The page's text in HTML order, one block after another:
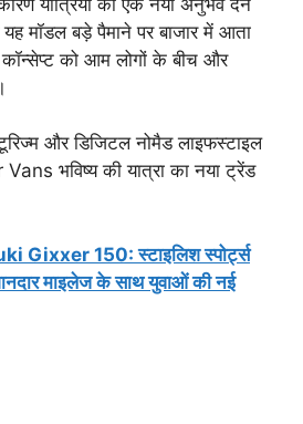
मॉडल बड़े पैमाने पर बाजार में आता
कॉन्सेप्ट को आम लोगों के बीच और
और डिजिटल नोमैड लाइफस्टाइल
भविष्य की यात्रा का नया ट्रेंड
Gixxer 150: स्टाइलिश स्पोर्ट्स
माइलेज के साथ युवाओं की नई